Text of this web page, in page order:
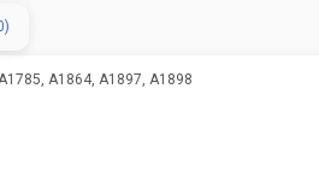
A1864, A1897, A1898